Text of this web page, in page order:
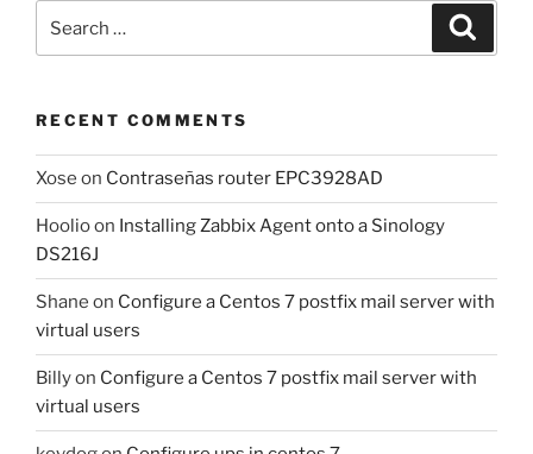
for:
RECENT COMMENTS
Xose on Contraseñas router EPC3928AD
Hoolioon Installing Zabbix Agent onto a Sinology
DS216J
Shane on Configure a Centos 7 postfix mail server with
virtual users
Billyon Configure a Centos 7 postfix mail server with
virtual users